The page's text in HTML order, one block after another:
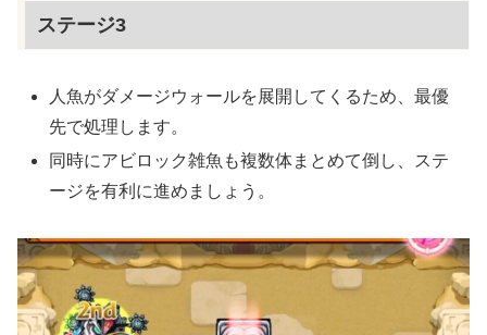
ステージ3
人魚がダメージウォールを展開してくるため、最優
先で処理します。
同時にアビロック雑魚も複数体まとめて倒し、ステ
ージを有利に進めましょう。